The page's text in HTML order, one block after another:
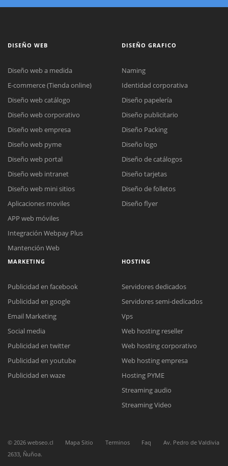
Reunión online
Nuestros ejecutivos le enviarán un correo electrónico con el enlace a
Meet para la reunión online.
Cotización
Chat Online
Todos nuestros ejecutivos están fuera de línea. Complete el formulario
DISEÑO WEB
Diseño web a medida
E-commerce (Tienda online)
Diseño web catálogo
Diseño web corporativo
Diseño web empresa
Diseño web pyme
Diseño web portal
Diseño web intranet
Diseño web mini sitios
Aplicaciones moviles
APP web móviles
Integración Webpay Plus
Mantención Web
DISEÑO GRAFICO
Naming
Identidad corporativa
Diseño papelería
Diseño publicitario
Diseño Packing
Diseño logo
Diseño de catálogos
Diseño tarjetas
Diseño de folletos
Diseño flyer
MARKETING
Publicidad en facebook
Publicidad en google
Email Marketing
Social media
Publicidad en twitter
Publicidad en youtube
Publicidad en waze
HOSTING
Servidores dedicados
Servidores semi-dedicados
Vps
Web hosting reseller
Web hosting corporativo
Web hosting empresa
Hosting PYME
Streaming audio
Streaming Video
© 2026 webseo.cl Mapa Sitio Terminos Faq
Av. Pedro de Valdivia
2633, Ñuñoa.